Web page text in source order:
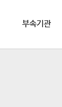
부속기관